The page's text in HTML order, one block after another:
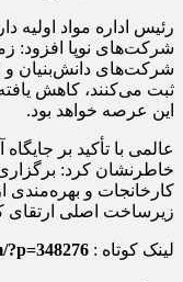
رئیس اداره مواد اولیه
شرکت‌های دانش‌بنیان و
ثبت می‌کنند، کاهش
این عرصه خواهد بود.
عالمی با تأکید بر
خاطرنشان کرد:
کارخانجات و بهره‌مندی
زیرساخت اصلی
لینک کوتاه : ?p=348276